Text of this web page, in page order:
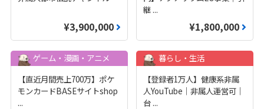
¥3,900,000
継 ...
¥1,800,000
ゲーム・漫画・アニメ
【直近月間売上700万】ポケ
モンカードBASEサイトshop
...
暮らし・生活
【登録者1万人】健康系非属
人YouTube｜非属人運営可｜
台 ...